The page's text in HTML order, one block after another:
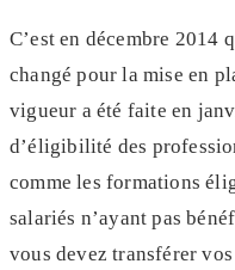
C’est en décembre 2014
changé pour la mise en
vigueur a été faite en
d’éligibilité des
comme les formations
salariés n’ayant pas
vous devez transférer